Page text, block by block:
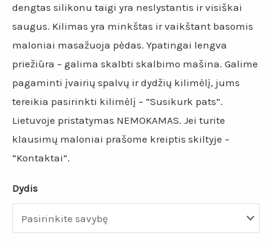
dengtas silikonu taigi yra neslystantis ir visiškai
saugus. Kilimas yra minkštas ir vaikštant basomis
maloniai masažuoja pėdas. Ypatingai lengva
priežiūra – galima skalbti skalbimo mašina. Galime
pagaminti įvairių spalvų ir dydžių kilimėlį, jums
tereikia pasirinkti kilimėlį – “Susikurk pats”.
Lietuvoje pristatymas NEMOKAMAS. Jei turite
klausimų maloniai prašome kreiptis skiltyje –
“Kontaktai”.
Dydis